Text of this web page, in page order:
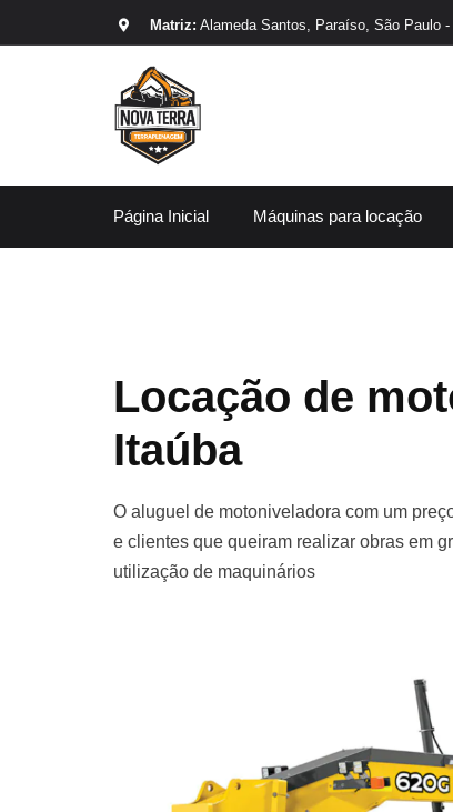
Matriz: Alameda Santos, Paraíso, São Paulo -
Página Inicial Máquinas para locação
Locação de
Itaúba
O aluguel de motoniveladora com um
e clientes que queiram realizar obras em
utilização de maquinários